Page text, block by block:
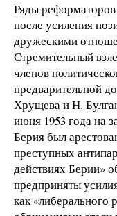
Ряды
после усиления
дружескими
Стремительный
членов
предварительной
Хрущева и Н.
июня 1953 года на
Берия был
преступных
действиях Берии»
предприняты
как